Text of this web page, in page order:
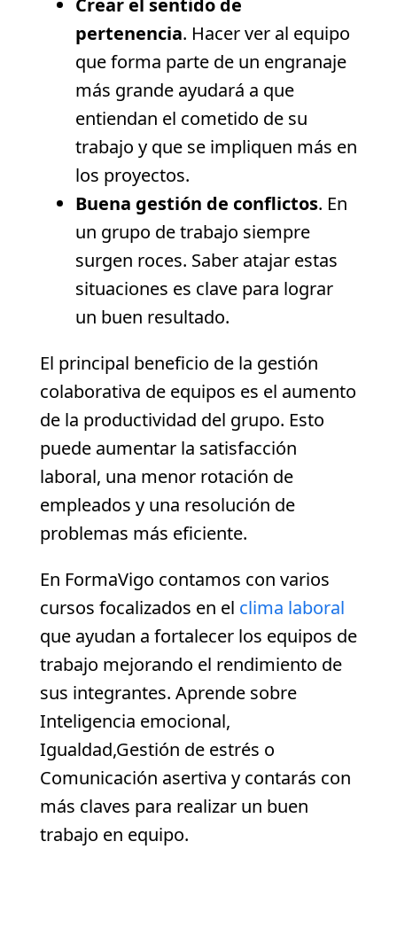
Crear el sentido de
pertenencia. Hacer ver al equipo
que forma parte de un engranaje
más grande ayudará a que
entiendan el cometido de su
trabajo y que se impliquen más en
los proyectos.
Buena gestión de conflictos. En
un grupo de trabajo siempre
surgen roces. Saber atajar estas
situaciones es clave para lograr
un buen resultado.
El principal beneficio de la gestión
colaborativa de equipos es el aumento
de la productividad del grupo. Esto
puede aumentar la satisfacción
laboral, una menor rotación de
empleados y una resolución de
problemas más eficiente.
En FormaVigo contamos con varios
cursos focalizados en el clima laboral
que ayudan a fortalecer los equipos de
trabajo mejorando el rendimiento de
sus integrantes. Aprende sobre
Inteligencia emocional,
Igualdad,Gestión de estrés o
Comunicación asertiva y contarás con
más claves para realizar un buen
trabajo en equipo.